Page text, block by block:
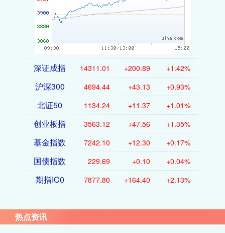
深证成指 14311.01 +200.89 +1.42%
沪深300 4694.44 +43.13 +0.93%
北证50 1134.24 +11.37 +1.01%
创业板指 3563.12 +47.56 +1.35%
基金指数 7242.10 +12.30 +0.17%
国债指数 229.69 +0.10 +0.04%
期指IC0 7877.80 +164.40 +2.13%
热点资讯